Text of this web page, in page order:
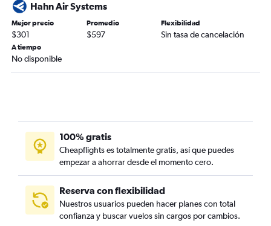
Hahn Air Systems
Mejor precio
$301
Promedio
$597
Flexibilidad
Sin tasa de cancelación
A tiempo
No disponible
100% gratis
Cheapflights es totalmente gratis, así que puedes
empezar a ahorrar desde el momento cero.
Reserva con flexibilidad
Nuestros usuarios pueden hacer planes con total
confianza y buscar vuelos sin cargos por cambios.